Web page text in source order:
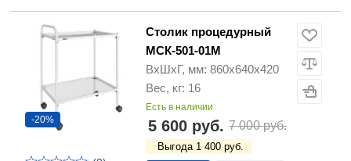
-20%
Столик процедурный
МСК-501-01М
ВхШхГ, мм: 860х640х420
Вес, кг: 16
Есть в наличии
5 600 руб. 7 000 руб.
Выгода 1 400 руб.